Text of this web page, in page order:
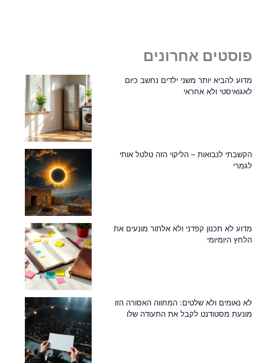
פוסטים אחרונים
מדוע להביא יותר משני ילדים נחשב כיום
לאגואיסטי ולא אחראי
הקשבתי לנבואות – הליקוי הזה טלטל אותי
לגמרי
מדוע לא תכנון קפדני ולא אלתור מונעים את
הלחץ היומיומי
לא נאומים ולא שלטים: המחווה האסורה הזו
מונעת מסטודנט לקבל את התעודה שלו